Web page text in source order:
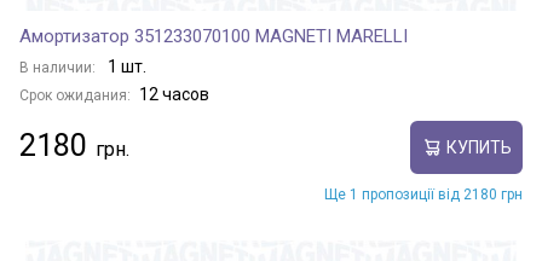
Амортизатор 351233070100 MAGNETI MARELLI
В наличии: 1 шт.
Срок ожидания: 12 часов
2180 КУПИТЬ
Ще 1 пропозиції від 2180 грн